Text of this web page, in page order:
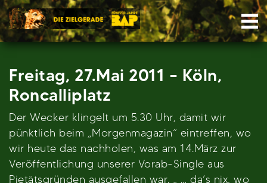
Skip
to
content
Freitag, 27.Mai 2011 – Köln,
Roncalliplatz
Der Wecker klingelt um 5.30 Uhr, damit wir
pünktlich beim „Morgenmagazin“ eintreffen, wo
wir heute das nachholen, was am 14.März zur
Veröffentlichung unserer Vorab-Single aus
Pietätsgründen ausgefallen war. „ … da’s nix, wo